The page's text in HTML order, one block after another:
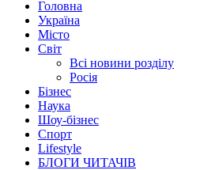
Головна
Україна
Місто
Світ
Всі новини розділу
Росія
Бізнес
Наука
Шоу-бізнес
Спорт
Lifestyle
БЛОГИ ЧИТАЧІВ